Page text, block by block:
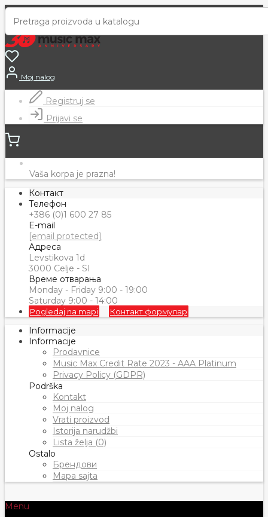
Moj nalog
Registruj se
Prijavi se
Vaša korpa je prazna!
Контакт
Телефон
+386 (0)1 600 27 85
E-mail
[email protected]
Адреса
Levstikova 1d
3000 Celje - SI
Време отварања
Monday - Friday 9:00 - 19:00
Saturday 9:00 - 14:00
Pogledaj na mapi Контакт формулар
Informacije
Informacije
Prodavnice
Music Max Credit Rate 2023 - AAA Platinum
Privacy Policy (GDPR)
Podrška
Kontakt
Moj nalog
Vrati proizvod
Istorija narudžbi
Lista želja (0)
Ostalo
Брендови
Mapa sajta
Menu